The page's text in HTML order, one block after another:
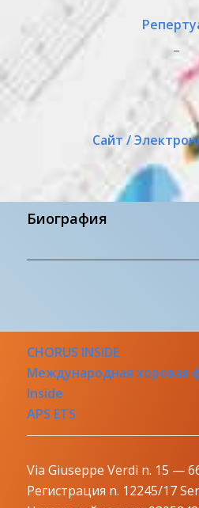
Сайт /
Биография
CHORUS INSIDE
Международная хоровая
Inside
APS ETS
Via Giuseppe Verdi n. 15 —
Регистрация n. 12245/17